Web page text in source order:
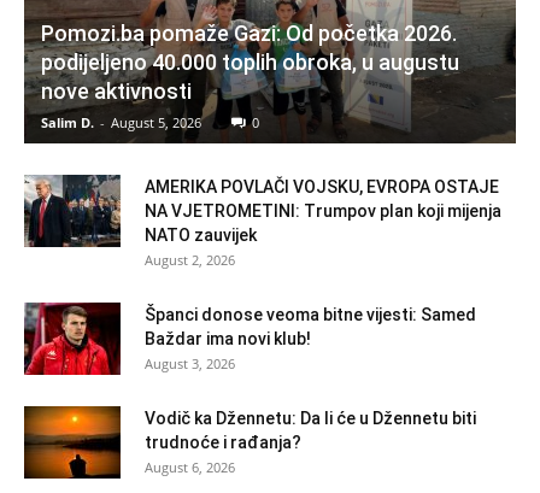
Pomozi.ba pomaže Gazi: Od početka 2026.
podijeljeno 40.000 toplih obroka, u augustu
nove aktivnosti
Salim D. - August 5, 2026 0
AMERIKA POVLAČI VOJSKU, EVROPA OSTAJE
NA VJETROMETINI: Trumpov plan koji mijenja
NATO zauvijek
August 2, 2026
Španci donose veoma bitne vijesti: Samed
Baždar ima novi klub!
August 3, 2026
Vodič ka Džennetu: Da li će u Džennetu biti
trudnoće i rađanja?
August 6, 2026